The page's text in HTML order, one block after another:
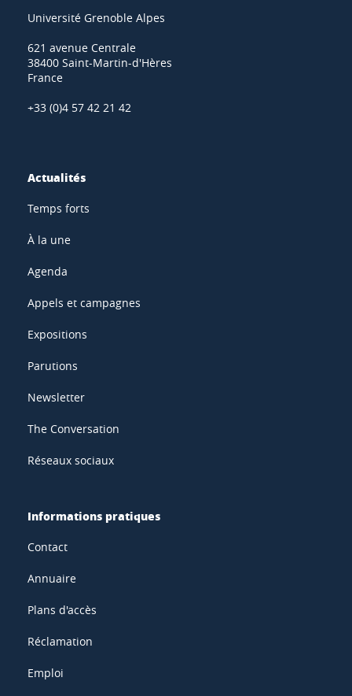
Université Grenoble Alpes
621 avenue Centrale
38400 Saint-Martin-d'Hères
France
+33 (0)4 57 42 21 42
Actualités
Temps forts
À la une
Agenda
Appels et campagnes
Expositions
Parutions
Newsletter
The Conversation
Réseaux sociaux
Informations pratiques
Contact
Annuaire
Plans d'accès
Réclamation
Emploi